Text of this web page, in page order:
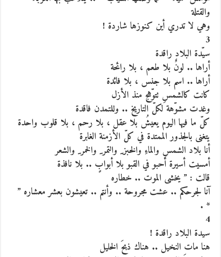
والقتلة
وهي لا تدري أين كنوزها شاردة !
3
سيّدة البلاد راقدة
أراها .. لونٌ بلا طعم ، بلا رائحة
أراها .. اسم بلا جنس ، بلا فائدة
كانت كالشمسِ تتوّهج منذ الأزل
وغدت مشوّهة لكلّ التاريخ .. وللتمدن فاقدة
كلّ ما فيها اليوم يعيشُ بلا عقل ، بلا رحم ، بلا قلوب واحدة
يتغنى بالجذور الممتدة في كلّ الأزمنة الغابرة
أنا بلاد الشمسِ والماءِ والخبز ِ والتمر ِ والخمر ِ والشعر
أمسيت أسيرة أحبو في القبو بلا أبوابٍ .. بلا نافذة
قالت : ” يخشى الموت .. خطاره
آنا لجرحكم .. عشت مجروحة .. وأنتم .. تعيشون بعشر معشاره ”
* .
4
سيدة البلاد راقدة !
هنا مات النخيل .. هناك ذبحَ الخليل